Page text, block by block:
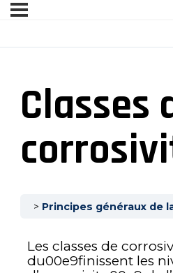
Classes
Principes généraux de
Les classes de
du00e9finissent les